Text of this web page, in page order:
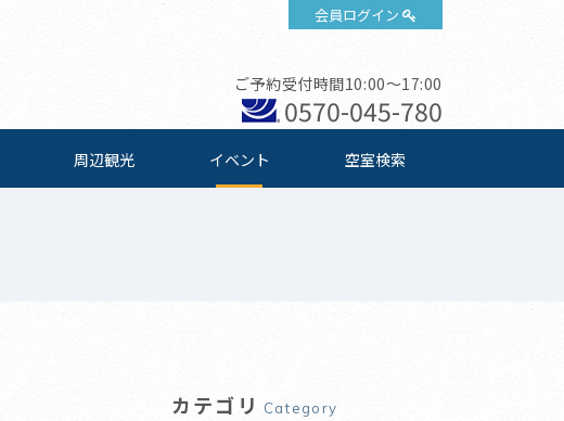
会員ログイン
ご予約受付時間10:00～17:00
0570-045-780
周辺観光 イベント 空室検索
カテゴリ Category